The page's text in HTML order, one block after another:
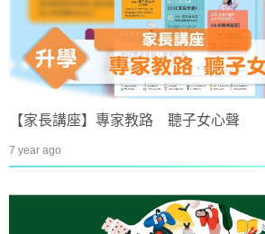
【家長講座】專家教路 聽子女心聲
7 year ago